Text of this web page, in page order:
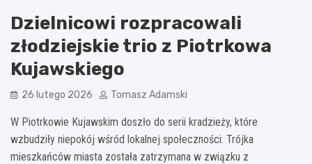
Dzielnicowi rozpracowali
złodziejskie trio z Piotrkowa
Kujawskiego
26 lutego 2026 Tomasz Adamski
W Piotrkowie Kujawskim doszło do serii kradzieży, które
wzbudziły niepokój wśród lokalnej społeczności. Trójka
mieszkańców miasta została zatrzymana w związku z